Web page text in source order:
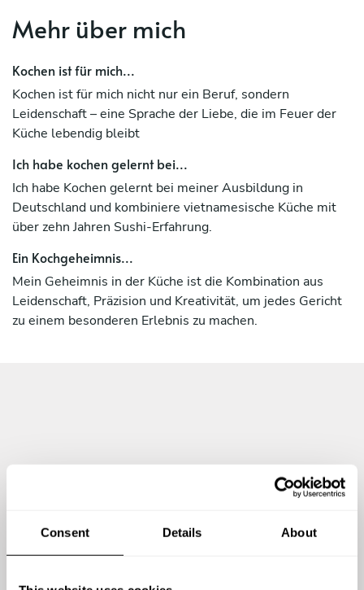
Consent Details About
Mehr über mich
Kochen ist für mich...
Kochen ist für mich nicht nur ein Beruf, sondern
Leidenschaft – eine Sprache der Liebe, die im Feuer der
Küche lebendig bleibt
Ich habe kochen gelernt bei...
Ich habe Kochen gelernt bei meiner Ausbildung in
Deutschland und kombiniere vietnamesische Küche mit
über zehn Jahren Sushi-Erfahrung.
Ein Kochgeheimnis...
Mein Geheimnis in der Küche ist die Kombination aus
Leidenschaft, Präzision und Kreativität, um jedes Gericht
zu einem besonderen Erlebnis zu machen.